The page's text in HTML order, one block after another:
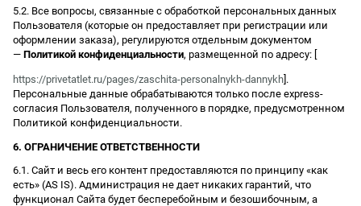
5.2. Все вопросы, связанные с обработкой персональных данных
Пользователя (которые он предоставляет при регистрации или
оформлении заказа), регулируются отдельным документом
— Политикой конфиденциальности, размещенной по адресу: [
https://privetatlet.ru/pages/zaschita-personalnykh-dannykh ].
Персональные данные обрабатываются только после express-
согласия Пользователя, полученного в порядке, предусмотренном
Политикой конфиденциальности.
6. ОГРАНИЧЕНИЕ ОТВЕТСТВЕННОСТИ
6.1. Сайт и весь его контент предоставляются по принципу «как
есть» (AS IS). Администрация не дает никаких гарантий, что
функционал Сайта будет бесперебойным и безошибочным, а